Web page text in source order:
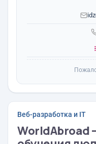
Веб-разработка и IT
WorldAbroad